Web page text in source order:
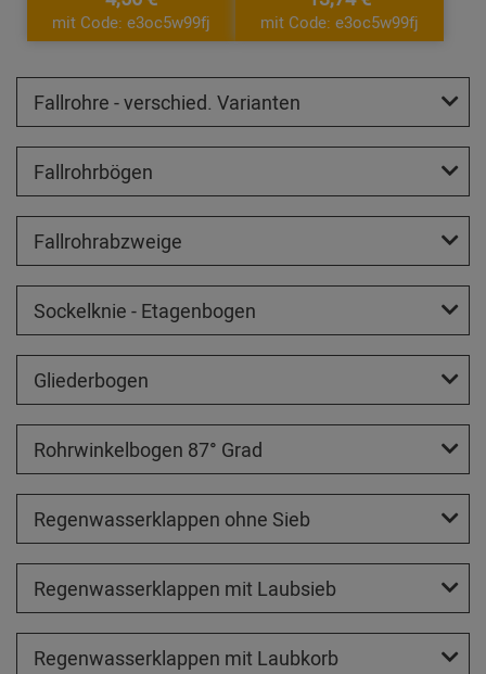
mit Code: e3oc5w99fj mit Code: e3oc5w99fj
Fallrohre - verschied. Varianten
Fallrohrbögen
Fallrohrabzweige
Sockelknie - Etagenbogen
Gliederbogen
Rohrwinkelbogen 87° Grad
Regenwasserklappen ohne Sieb
Regenwasserklappen mit Laubsieb
Regenwasserklappen mit Laubkorb